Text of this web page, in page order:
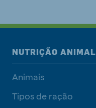
NUTRIÇÃO ANIMAL
Animais
Tipos de ração